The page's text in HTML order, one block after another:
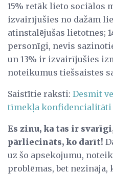
15% retāk lieto sociālos
izvairījušies no dažām
atinstalējušas lietotnes;
personīgi, nevis
un 13% ir izvairījušies
noteikumus tiešsaistes
Saistītie raksti: Desmit
tīmekļa konfidencialitāti
Es zinu, ka tas ir
pārliecināts, ko darīt!
uz šo apsekojumu,
problēmas, bet